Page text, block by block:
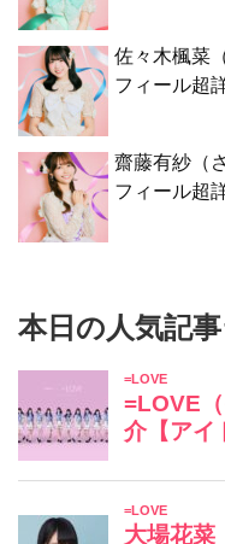
佐々木楓菜
フィール超
齋藤有紗（
フィール超
本日の人気記